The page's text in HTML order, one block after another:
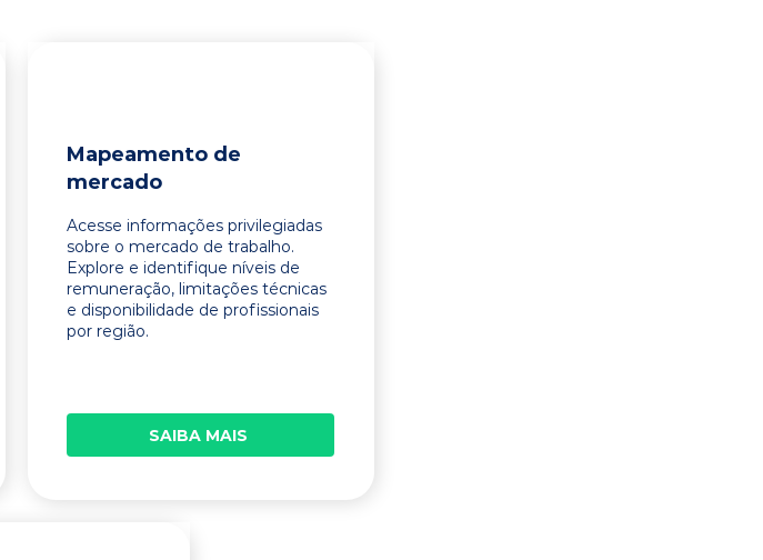
Mapeamento de
mercado
Acesse informações privilegiadas
sobre o mercado de trabalho.
Explore e identifique níveis de
remuneração, limitações técnicas
e disponibilidade de profissionais
por região.
SAIBA MAIS